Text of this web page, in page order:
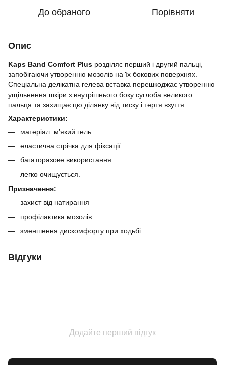
До обраного Порівняти
Опис
Kaps Band Comfort Plus розділяє перший і другий пальці,
запобігаючи утворенню мозолів на їх бокових поверхнях.
Спеціальна делікатна гелева вставка перешкоджає утворенню
ущільнення шкіри з внутрішнього боку суглоба великого
пальця та захищає цю ділянку від тиску і тертя взуття.
Характеристики:
матеріал: м’який гель
еластична стрічка для фіксації
багаторазове використання
легко очищується.
Призначення:
захист від натирання
профілактика мозолів
зменшення дискомфорту при ходьбі.
Відгуки
Додайте перший відгук